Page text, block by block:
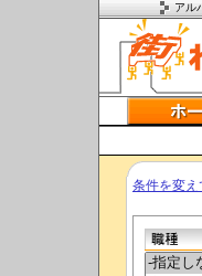
アル
条件を変え